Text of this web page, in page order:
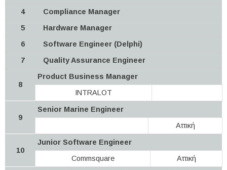
4
Compliance Manager
5
Hardware Manager
6
Software Engineer (Delphi)
7
Quality Assurance Engineer
8
Product Business Manager
INTRALOT
9
Senior Marine Engineer
Αττική
10
Junior Software Engineer
Commsquare
Αττική